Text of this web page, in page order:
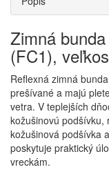
Zimná
(FC1),
Reflexná zimná
prešívané a majú
vetra. V teplejších
kožušinovú podšívku,
kožušinová podšívka
poskytuje praktický
vreckám.